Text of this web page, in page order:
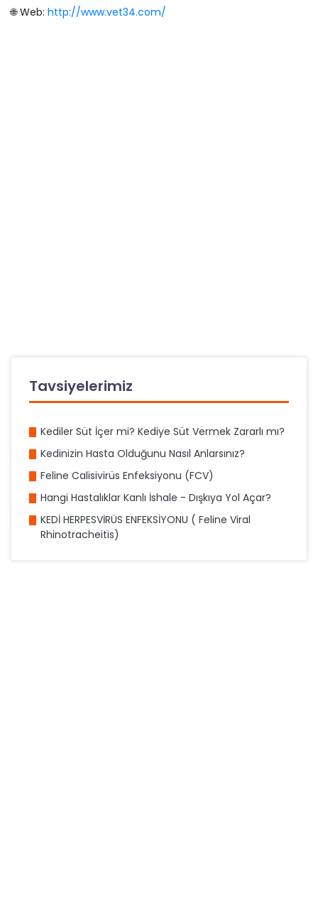
🌐 Web: http://www.vet34.com/
Tavsiyelerimiz
Kediler Süt İçer mi? Kediye Süt Vermek Zararlı mı?
Kedinizin Hasta Olduğunu Nasıl Anlarsınız?
Feline Calisivirüs Enfeksiyonu (FCV)
Hangi Hastalıklar Kanlı İshale - Dışkıya Yol Açar?
KEDİ HERPESVİRÜS ENFEKSİYONU ( Feline Viral
Rhinotracheitis)